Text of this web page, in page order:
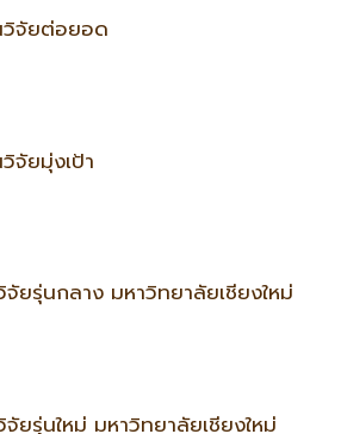
จัยต่อยอด
ยมุ่งเป้า
รุ่นกลาง มหาวิทยาลัยเชียงใหม่
รุ่นใหม่ มหาวิทยาลัยเชียงใหม่